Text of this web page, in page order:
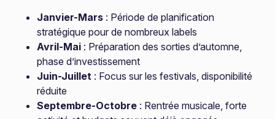
Janvier-Mars : Période de planification
stratégique pour de nombreux labels
Avril-Mai : Préparation des sorties d’automne,
phase d’investissement
Juin-Juillet : Focus sur les festivals, disponibilité
réduite
Septembre-Octobre : Rentrée musicale, forte